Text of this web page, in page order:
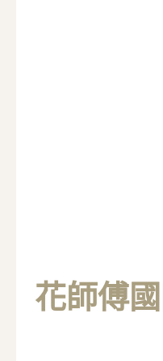
花師傅